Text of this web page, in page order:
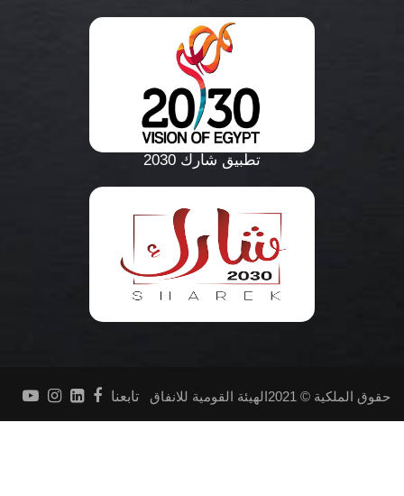
تطبيق شارك 2030
حقوق الملكية © 2021الهيئة القومية للانفاق تابعنا